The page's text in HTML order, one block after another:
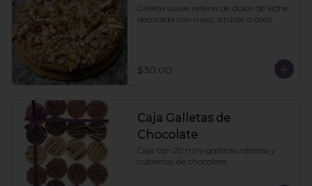
Galleta suave rellena de dulce de leche,
decorada con nuez, azúcar o coco
$30.00
Caja Galletas de
Chocolate
Caja con 20 mini galletas rellenas y
cubiertas de chocolate.